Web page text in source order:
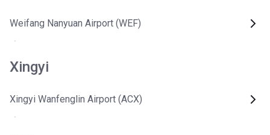
Weifang Nanyuan Airport (WEF)
Xingyi
Xingyi Wanfenglin Airport (ACX)